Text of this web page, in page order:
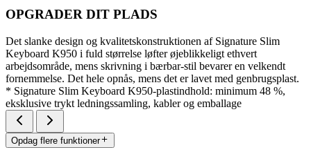
OPGRADER DIT PLADS
Det slanke design og kvalitetskonstruktionen af Signature Slim
Keyboard K950 i fuld størrelse løfter øjeblikkeligt ethvert
arbejdsområde, mens skrivning i bærbar-stil bevarer en velkendt
fornemmelse. Det hele opnås, mens det er lavet med genbrugsplast.
* Signature Slim Keyboard K950-plastindhold: minimum 48 %,
eksklusive trykt ledningssamling, kabler og emballage
Opdag flere funktioner